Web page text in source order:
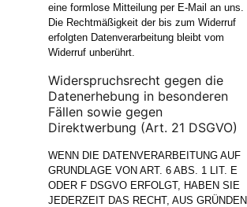
eine formlose Mitteilung per E-Mail an uns.
Die Rechtmäßigkeit der bis zum Widerruf
erfolgten Datenverarbeitung bleibt vom
Widerruf unberührt.
Widerspruchsrecht gegen die
Datenerhebung in besonderen
Fällen sowie gegen
Direktwerbung (Art. 21 DSGVO)
WENN DIE DATENVERARBEITUNG AUF
GRUNDLAGE VON ART. 6 ABS. 1 LIT. E
ODER F DSGVO ERFOLGT, HABEN SIE
JEDERZEIT DAS RECHT, AUS GRÜNDEN,